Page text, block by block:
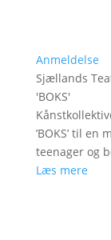
Anmeldelse
Sjællands
'BOKS'
’BOKS’ til
teenager og
Læs mere